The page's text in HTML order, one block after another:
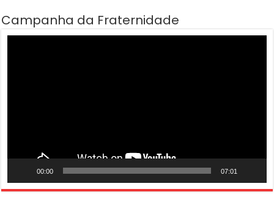
Campanha da Fraternidade
00:00 07:01